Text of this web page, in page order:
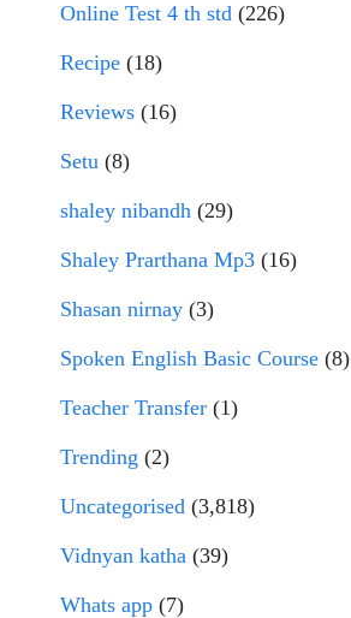
Online Test 4 th std (226)
Recipe (18)
Reviews (16)
Setu (8)
shaley nibandh (29)
Shaley Prarthana Mp3 (16)
Shasan nirnay (3)
Spoken English Basic Course (8)
Teacher Transfer (1)
Trending (2)
Uncategorised (3,818)
Vidnyan katha (39)
Whats app (7)